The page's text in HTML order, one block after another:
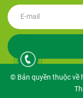
© Bản quyền thuộc về